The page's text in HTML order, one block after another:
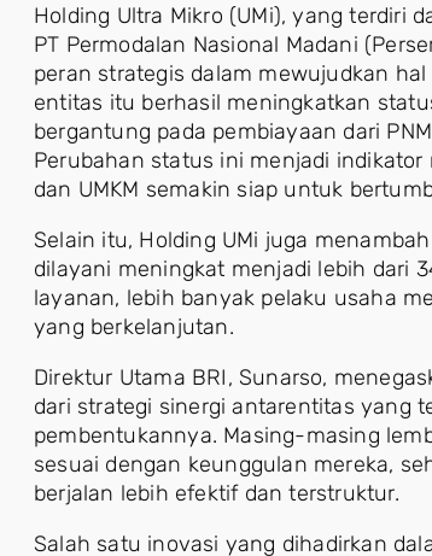
Holding Ultra Mikro (UMi), yang terdiri
PT Permodalan Nasional Madani
peran strategis dalam mewujudkan
entitas itu berhasil meningkatkan
bergantung pada pembiayaan dari
Perubahan status ini menjadi
dan UMKM semakin siap untuk
Selain itu, Holding UMi juga
dilayani meningkat menjadi lebih dari
layanan, lebih banyak pelaku usaha
yang berkelanjutan.
Direktur Utama BRI, Sunarso,
dari strategi sinergi antarentitas yang
pembentukannya. Masing-masing
sesuai dengan keunggulan mereka,
berjalan lebih efektif dan terstruktur.
Salah satu inovasi yang dihadirkan